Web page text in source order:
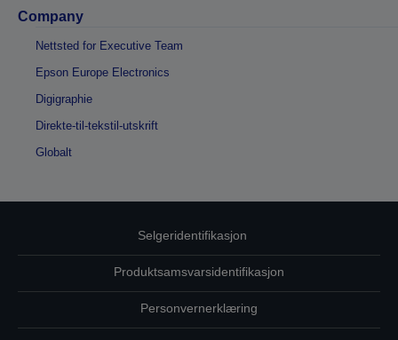
Company
Nettsted for Executive Team
Epson Europe Electronics
Digigraphie
Direkte-til-tekstil-utskrift
Globalt
Selgeridentifikasjon
Produktsamsvarsidentifikasjon
Personvernerklæring